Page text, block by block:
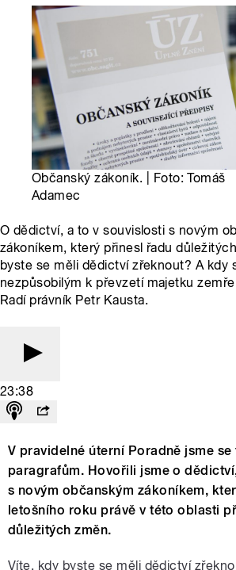
Občanský zákoník. | Foto: Tomáš
Adamec
O dědictví, a to v souvislosti s novým
zákoníkem, který přinesl řadu
byste se měli dědictví zřeknout? A kdy
nezpůsobilým k převzetí majetku
Radí právník Petr Kausta.
23:38
V pravidelné úterní Poradně jsme
paragrafům. Hovořili jsme o
s novým občanským zákoníkem,
letošního roku právě v této oblasti
důležitých změn.
Víte, kdy byste se měli dědictví